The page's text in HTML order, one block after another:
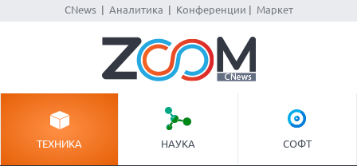
CNews| Аналитика Конференции Маркет
ТЕХНИКА НАУКА СОФТ